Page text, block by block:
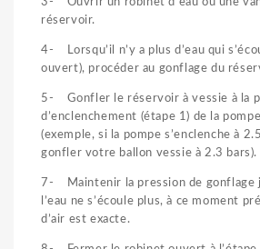
réservoir.
4- Lorsqu’il n’y a plus d’eau qui
ouvert), procéder au gonflage du
5- Gonfler le réservoir à vessie à la
d’enclenchement (étape 1) de la
(exemple, si la pompe s’enclenche à
gonfler votre ballon vessie à 2.3 bars).
7- Maintenir la pression de gonflage
l’eau ne s’écoule plus, à ce moment
d’air est exacte.